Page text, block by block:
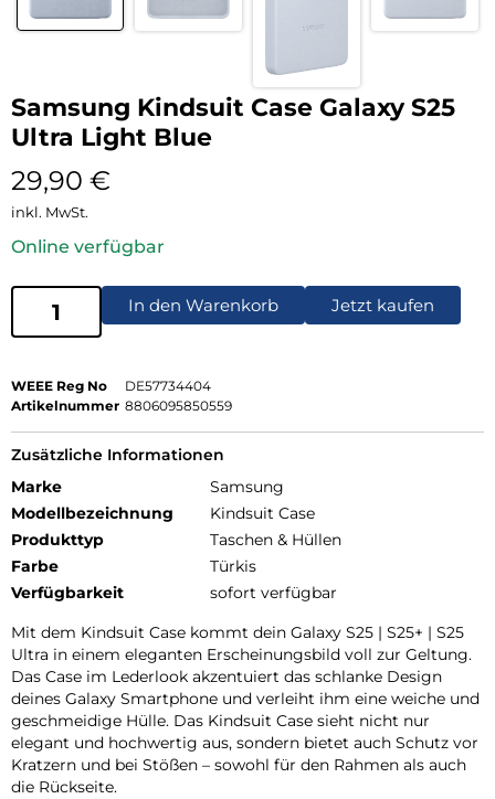
Samsung Kindsuit Case Galaxy S25
Ultra Light Blue
29,90 €
inkl. MwSt.
Online verfügbar
In den Warenkorb Jetzt kaufen
WEEE Reg No
DE57734404
Artikelnummer 8806095850559
Zusätzliche Informationen
Marke
Samsung
Modellbezeichnung
Kindsuit Case
Produkttyp
Taschen & Hüllen
Farbe
Türkis
Verfügbarkeit
sofort verfügbar
Mit dem Kindsuit Case kommt dein Galaxy S25 | S25+ | S25
Ultra in einem eleganten Erscheinungsbild voll zur Geltung.
Das Case im Lederlook akzentuiert das schlanke Design
deines Galaxy Smartphone und verleiht ihm eine weiche und
geschmeidige Hülle. Das Kindsuit Case sieht nicht nur
elegant und hochwertig aus, sondern bietet auch Schutz vor
Kratzern und bei Stößen – sowohl für den Rahmen als auch
die Rückseite.